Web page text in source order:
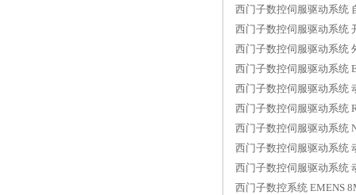
西门子数控伺服驱动系统
西门子数控伺服驱动系统
西门子数控伺服驱动系统
西门子数控伺服驱动系统
西门子数控伺服驱动系统
西门子数控伺服驱动系统
西门子数控伺服驱动系统
西门子数控伺服驱动系统
西门子数控伺服驱动系统
西门子数控系统 EMENS